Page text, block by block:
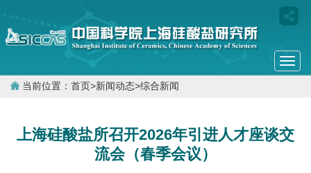
当前位置： 首页>新闻动态>综合新闻
上海硅酸盐所召开2026年引进人才座谈交
流会（春季会议）